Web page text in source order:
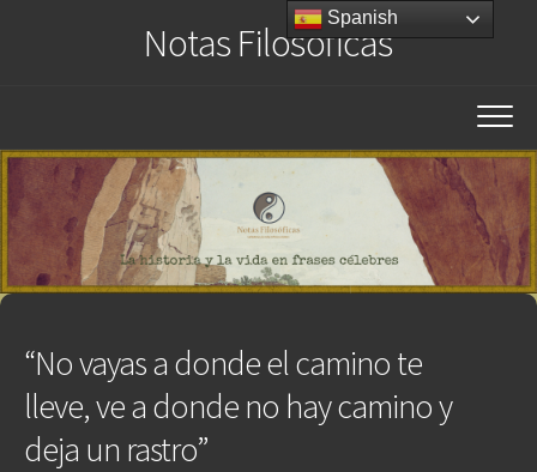
Notas Filosóficas
“No vayas a donde el camino te
lleve, ve a donde no hay camino y
deja un rastro”
Spanish